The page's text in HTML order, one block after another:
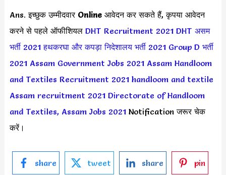
Ans. इच्छुक उम्मीदवार Onlineआवेदन कर सकते हैं, कृपया आवेदन
करने से पहले ऑफीशियल DHT Recruitment 2021 DHT असम
भर्ती 2021हथकरघा और कपड़ा निदेशालय भर्ती 2021 Group D भर्ती
2021 Assam Government Jobs 2021 Assam Handloom
and Textiles Recruitment 2021 handloom and textile
Assam recruitment 2021 Directorate of Handloom
and Textiles, Assam Jobs 2021Notification जरूर चेक
करें।
share tweet share pin